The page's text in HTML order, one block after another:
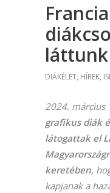
Francia
DIÁKÉLET, HÍREK,
2024. március
grafikus diák
látogattak el
keretében,
kapjanak a